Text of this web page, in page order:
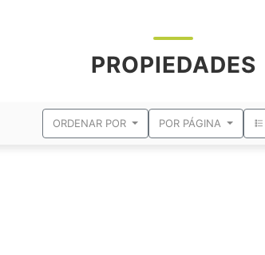
PROPIEDADES
ORDENAR POR POR PÁGINA